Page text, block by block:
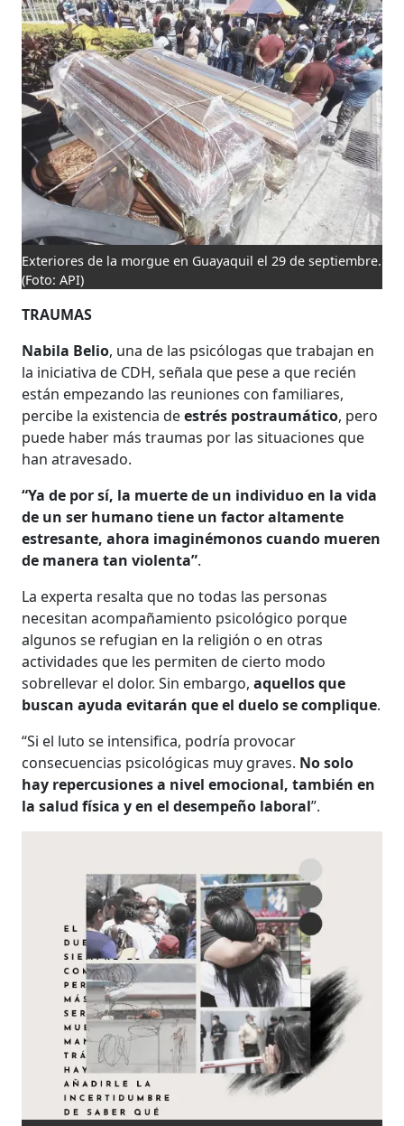
Exteriores de la morgue en Guayaquil el 29 de septiembre.
(Foto: API)
TRAUMAS
Nabila Belio, una de las psicólogas que trabajan en
la iniciativa de CDH, señala que pese a que recién
están empezando las reuniones con familiares,
percibe la existencia deestrés postraumático, pero
puede haber más traumas por las situaciones que
han atravesado.
“Ya de por sí, la muerte de un individuo en la vida
de un ser humano tiene un factor altamente
estresante, ahora imaginémonos cuando mueren
de manera tan violenta”.
La experta resalta que no todas las personas
necesitan acompañamiento psicológico porque
algunos se refugian en la religión o en otras
actividades que les permiten de cierto modo
sobrellevar el dolor. Sin embargo,aquellos que
buscan ayuda evitarán que el duelo se complique.
“Si el luto se intensifica, podría provocar
consecuencias psicológicas muy graves. No solo
hay repercusiones a nivel emocional, también en
la salud física y en el desempeño laboral”.